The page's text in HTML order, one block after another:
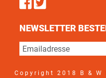
NEWSLETTER
Copyright 2018 B & W